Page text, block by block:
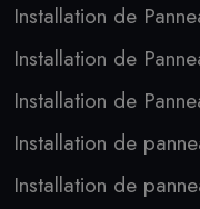
Installation de
Installation de
Installation de
Installation de
Installation de